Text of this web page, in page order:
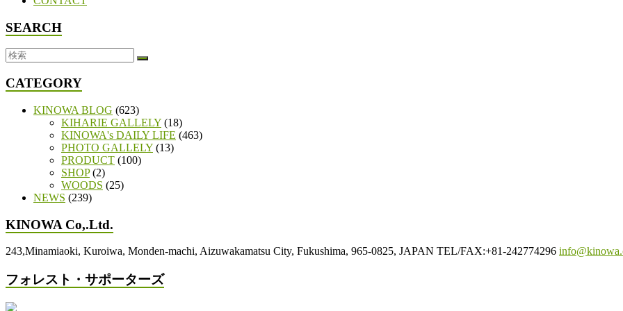
SEARCH
CATEGORY
KINOWA BLOG (623)
KIHARIE GALLELY (18)
KINOWA's DAILY LIFE (463)
PHOTO GALLELY (13)
PRODUCT (100)
SHOP(2)
WOODS (25)
NEWS (239)
KINOWA Co,.Ltd.
243,Minamiaoki, Kuroiwa, Monden-machi, Aizuwakamatsu City, Fukushima, 965-0825, JAPAN TEL/FAX:+81-242774296
フォレスト・サポーターズ